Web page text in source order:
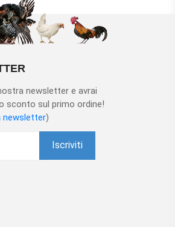
newsletter e avrai
sconto sul primo ordine!
newsletter)
Iscriviti